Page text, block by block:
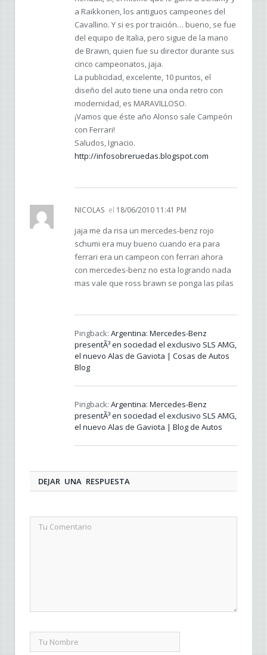
a Raikkonen, los antiguos campeones del
Cavallino. Y si es por traición… bueno, se fue
del equipo de Italia, pero sigue de la mano
de Brawn, quien fue su director durante sus
cinco campeonatos, jaja.
La publicidad, excelente, 10 puntos, el
diseño del auto tiene una onda retro con
modernidad, es MARAVILLOSO.
¡Vamos que éste año Alonso sale Campeón
con Ferrari!
Saludos, Ignacio.
http://infosobreruedas.blogspot.com
NICOLAS el 18/06/2010 11:41 PM
jaja me da risa un mercedes-benz rojo
schumi era muy bueno cuando era para
ferrari era un campeon con ferrari ahora
con mercedes-benz no esta logrando nada
mas vale que ross brawn se ponga las pilas
Pingback: Argentina: Mercedes-Benz
presentÃ³ en sociedad el exclusivo SLS AMG,
el nuevo Alas de Gaviota | Cosas de Autos
Blog
Pingback: Argentina: Mercedes-Benz
presentÃ³ en sociedad el exclusivo SLS AMG,
el nuevo Alas de Gaviota | Blog de Autos
DEJAR UNA RESPUESTA